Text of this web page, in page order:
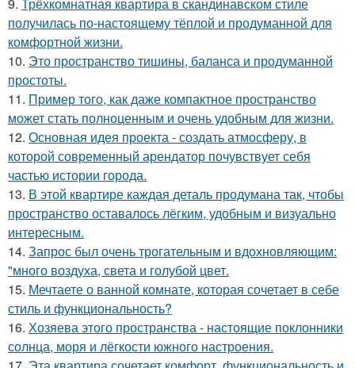
получилась по-настоящему тёплой и продуманной для
комфортной жизни.
10. Это пространство тишины, баланса и продуманной
простоты.
11. Пример того, как даже компактное пространство
может стать полноценным и очень удобным для жизни.
12. Основная идея проекта - создать атмосферу, в
которой современный арендатор почувствует себя
частью истории города.
13. В этой квартире каждая деталь продумана так, чтобы
пространство оставалось лёгким, удобным и визуально
интересным.
14. Запрос был очень трогательным и вдохновляющим:
"много воздуха, света и голубой цвет.
15. Мечтаете о ванной комнате, которая сочетает в себе
стиль и функциональность?
16. Хозяева этого пространства - настоящие поклонники
солнца, моря и лёгкости южного настроения.